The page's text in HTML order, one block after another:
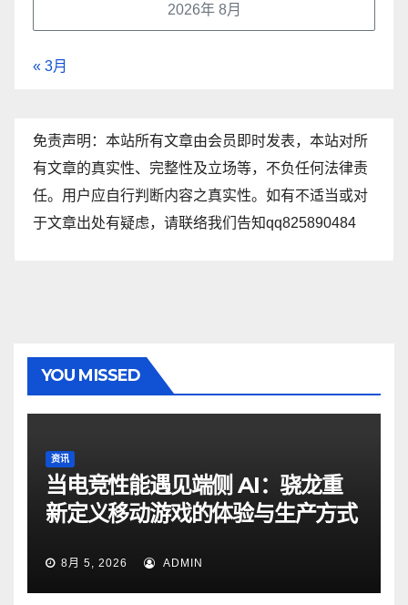
2026年 8月
« 3月
免责声明：本站所有文章由会员即时发表，本站对所
有文章的真实性、完整性及立场等，不负任何法律责
任。用户应自行判断内容之真实性。如有不适当或对
于文章出处有疑虑，请联络我们告知qq825890484
YOU MISSED
资讯
当电竞性能遇见端侧 AI：骁龙重
新定义移动游戏的体验与生产方式
8月 5, 2026 ADMIN